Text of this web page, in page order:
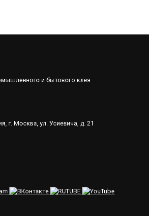
и бытового клея
г. Москва, ул. Усиевича, д. 21